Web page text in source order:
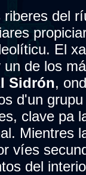
riberes del
El
un de los
Sidrón,
d'un
clave pa
Mientres
víes
del